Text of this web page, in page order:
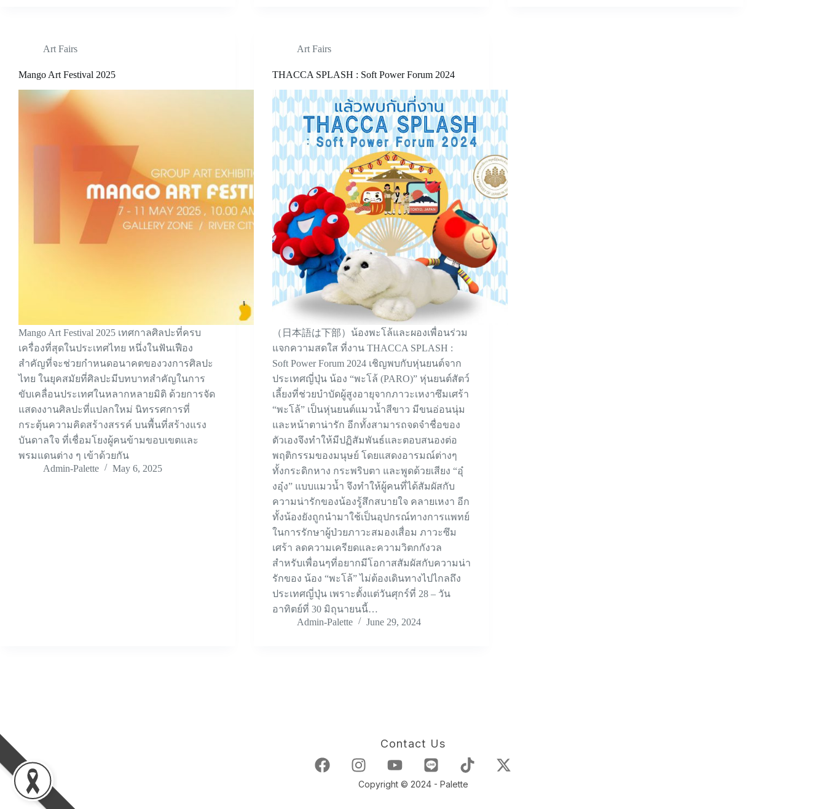
Art Fairs
Mango Art Festival 2025
Mango Art Festival 2025 เทศกาลศิลปะที่ครบ
เครื่องที่สุดในประเทศไทย หนึ่งในฟันเฟือง
สำคัญที่จะช่วยกำหนดอนาคตของวงการศิลปะ
ไทย ในยุคสมัยที่ศิลปะมีบทบาทสำคัญในการ
ขับเคลื่อนประเทศในหลากหลายมิติ ด้วยการจัด
แสดงงานศิลปะที่แปลกใหม่ นิทรรศการที่
กระตุ้นความคิดสร้างสรรค์ บนพื้นที่สร้างแรง
บันดาลใจ ที่เชื่อมโยงผู้คนข้ามขอบเขตและ
พรมแดนต่าง ๆ เข้าด้วยกัน
Admin-Palette
May 6, 2025
Art Fairs
THACCA SPLASH : Soft Power Forum 2024
（日本語は下部）น้องพะโล้และผองเพื่อนร่วม
แจกความสดใส ที่งาน THACCA SPLASH :
Soft Power Forum 2024 เชิญพบกับหุ่นยนต์จาก
ประเทศญี่ปุ่น น้อง “พะโล้ (PARO)” หุ่นยนต์สัตว์
เลี้ยงที่ช่วยบำบัดผู้สูงอายุจากภาวะเหงาซึมเศร้า
“พะโล้” เป็นหุ่นยนต์แมวน้ำสีขาว มีขนอ่อนนุ่ม
และหน้าตาน่ารัก อีกทั้งสามารถจดจำชื่อของ
ตัวเองจึงทำให้มีปฏิสัมพันธ์และตอบสนองต่อ
พฤติกรรมของมนุษย์ โดยแสดงอารมณ์ต่างๆ
ทั้งกระดิกหาง กระพริบตา และพูดด้วยเสียง “อุ๋
งอุ๋ง” แบบแมวน้ำ จึงทำให้ผู้คนที่ได้สัมผัสกับ
ความน่ารักของน้องรู้สึกสบายใจ คลายเหงา อีก
ทั้งน้องยังถูกนำมาใช้เป็นอุปกรณ์ทางการแพทย์
ในการรักษาผู้ป่วยภาวะสมองเสื่อม ภาวะซึม
เศร้า ลดความเครียดและความวิตกกังวล
สำหรับเพื่อนๆที่อยากมีโอกาสสัมผัสกับความน่า
รักของ น้อง “พะโล้” ไม่ต้องเดินทางไปไกลถึง
ประเทศญี่ปุ่น เพราะตั้งแต่วันศุกร์ที่ 28 – วัน
อาทิตย์ที่ 30 มิถุนายนนี้…
Admin-Palette
June 29, 2024
Contact Us
Copyright © 2024 - Palette